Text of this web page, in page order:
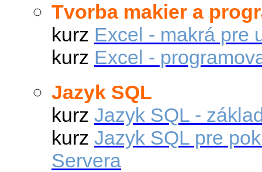
Tvorba makier a
kurz Excel - makrá pre
kurz Excel -
Jazyk SQL
kurz Jazyk SQL -
kurz Jazyk SQL pre
Servera